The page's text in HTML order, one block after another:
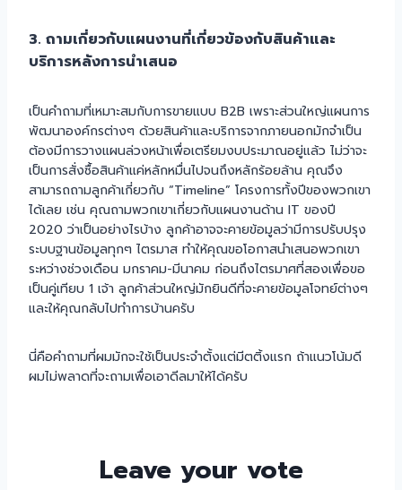
3. ถามเกี่ยวกับแผนงานที่เกี่ยวข้องกับสินค้าและ
บริการหลังการนำเสนอ
เป็นคำถามที่เหมาะสมกับการขายแบบ B2B เพราะส่วนใหญ่แผนการ
พัฒนาองค์กรต่างๆ ด้วยสินค้าและบริการจากภายนอกมักจำเป็น
ต้องมีการวางแผนล่วงหน้าเพื่อเตรียมงบประมาณอยู่แล้ว ไม่ว่าจะ
เป็นการสั่งซื้อสินค้าแค่หลักหมื่นไปจนถึงหลักร้อยล้าน คุณจึง
สามารถถามลูกค้าเกี่ยวกับ “Timeline” โครงการทั้งปีของพวกเขา
ได้เลย เช่น คุณถามพวกเขาเกี่ยวกับแผนงานด้าน IT ของปี
2020 ว่าเป็นอย่างไรบ้าง ลูกค้าอาจจะคายข้อมูลว่ามีการปรับปรุง
ระบบฐานข้อมูลทุกๆ ไตรมาส ทำให้คุณขอโอกาสนำเสนอพวกเขา
ระหว่างช่วงเดือน มกราคม-มีนาคม ก่อนถึงไตรมาศที่สองเพื่อขอ
เป็นคู่เทียบ 1 เจ้า ลูกค้าส่วนใหญ่มักยินดีที่จะคายข้อมูลโจทย์ต่างๆ
และให้คุณกลับไปทำการบ้านครับ
นี่คือคำถามที่ผมมักจะใช้เป็นประจำตั้งแต่มีตติ้งแรก ถ้าแนวโน้มดี
ผมไม่พลาดที่จะถามเพื่อเอาดีลมาให้ได้ครับ
Leave your vote